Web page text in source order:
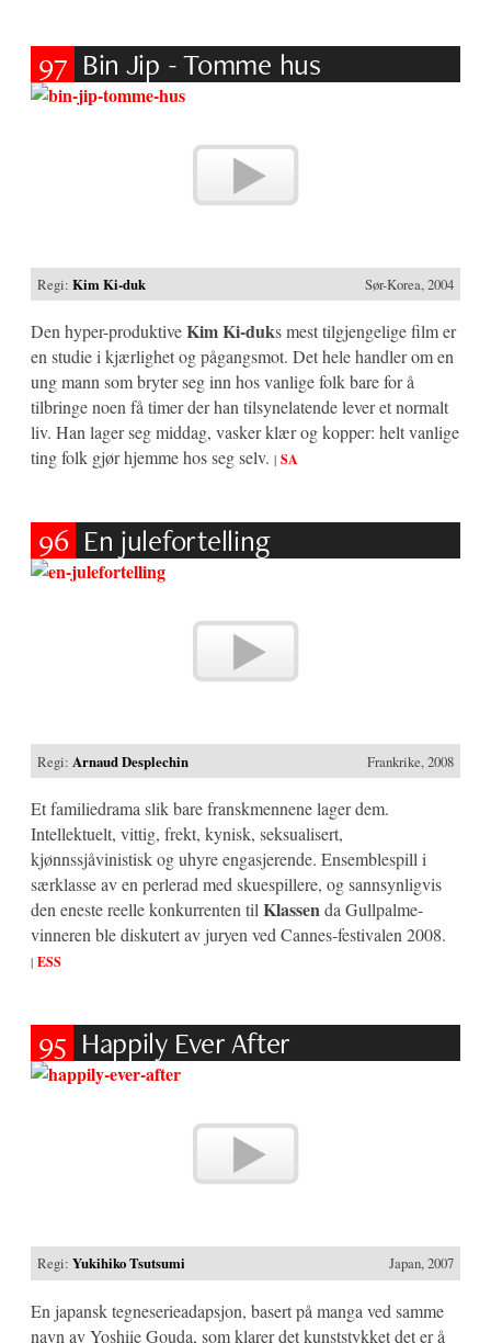
97 Bin Jip - Tomme hus
Regi:Kim Ki-duk Sør-Korea, 2004
Den hyper-produktiveKim Ki-duks mest tilgjengelige film er
en studie i kjærlighet og pågangsmot. Det hele handler om en
ung mann som bryter seg inn hos vanlige folk bare for å
tilbringe noen få timer der han tilsynelatende lever et normalt
liv. Han lager seg middag, vasker klær og kopper: helt vanlige
ting folk gjør hjemme hos seg selv. | SA
96 En julefortelling
Regi:Arnaud Desplechin Frankrike, 2008
Et familiedrama slik bare franskmennene lager dem.
Intellektuelt, vittig, frekt, kynisk, seksualisert,
kjønnssjåvinistisk og uhyre engasjerende. Ensemblespill i
særklasse av en perlerad med skuespillere, og sannsynligvis
den eneste reelle konkurrenten til Klassenda Gullpalme-
vinneren ble diskutert av juryen ved Cannes-festivalen 2008.
| ESS
95 Happily Ever After
Regi:Yukihiko Tsutsumi Japan, 2007
En japansk tegneserieadapsjon, basert på manga ved samme
navn av Yoshiie Gouda, som klarer det kunststykket det er å